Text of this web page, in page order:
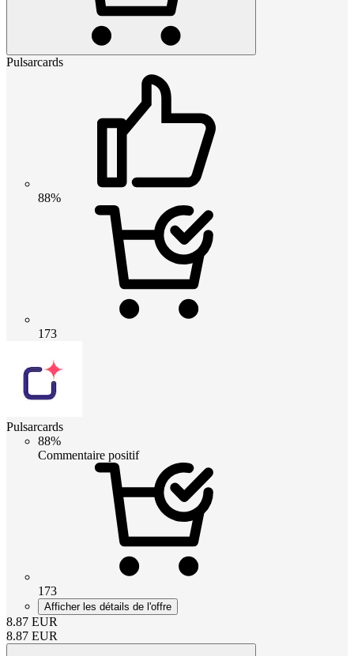
Pulsarcards
88%
173
Pulsarcards
88%
Commentaire positif
173
Afficher les détails de l'offre
8.87 EUR
8.87 EUR